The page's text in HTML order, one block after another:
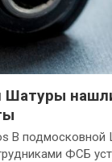
Шатуры
В подмосковной
ФСБ